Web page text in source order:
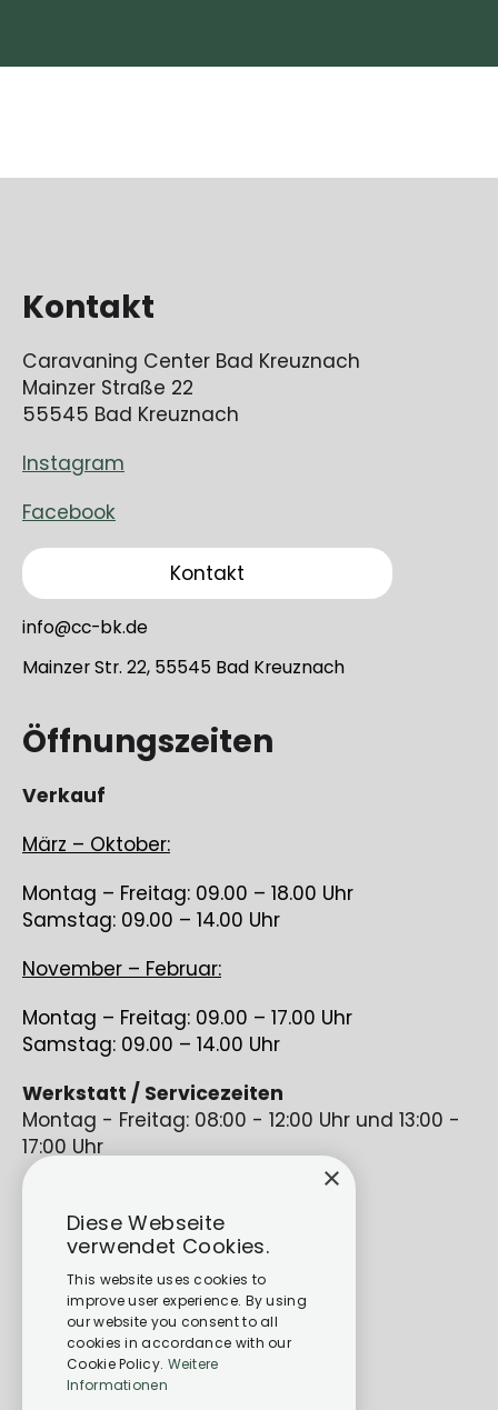
Kontakt
Caravaning Center Bad Kreuznach
Mainzer Straße 22
55545 Bad Kreuznach
Instagram
Facebook
Kontakt
info@cc-bk.de
Mainzer Str. 22, 55545 Bad Kreuznach
Öffnungszeiten
Verkauf
März – Oktober:
Montag – Freitag: 09.00 – 18.00 Uhr
Samstag: 09.00 – 14.00 Uhr
November – Februar:
Montag – Freitag: 09.00 – 17.00 Uhr
Samstag: 09.00 – 14.00 Uhr
Werkstatt / Servicezeiten
Montag - Freitag: 08:00 - 12:00 Uhr und 13:00 -
17:00 Uhr
×
Diese Webseite
verwendet Cookies.
This website uses cookies to
improve user experience. By using
our website you consent to all
cookies in accordance with our
Cookie Policy. Weitere
Informationen